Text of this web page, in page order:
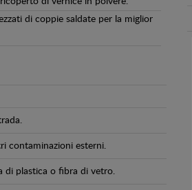
di coppie saldate per la miglior
contaminazioni esterni.
di plastica o fibra di vetro.